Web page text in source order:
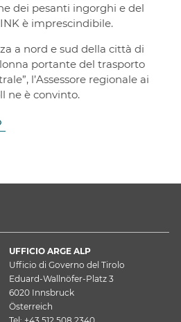
dei pesanti ingorghi e del
è imprescindibile.
a nord e sud della città di
portante del trasporto
l’Assessore regionale ai
ne è convinto.
UFFICIO ARGE ALP
Ufficio di Governo del Tirolo
Eduard-Wallnöfer-Platz 3
6020 Innsbruck
Österreich